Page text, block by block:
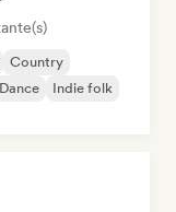
Country
Indie folk